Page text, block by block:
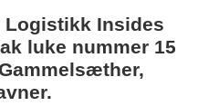
Insides
luke nummer 15